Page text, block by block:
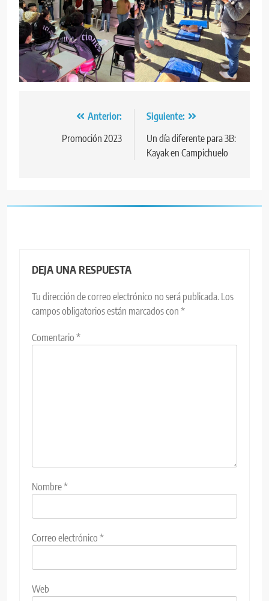
NavegaciónAnterior:
Promoción 2023
Siguiente:
Un día diferente para 3B:
Kayak en Campichuelo
DEJA UNA RESPUESTA
Tu dirección de correo electrónico no será publicada. Los
campos obligatorios están marcados con *
Comentario *
Nombre*
Correo electrónico *
Web